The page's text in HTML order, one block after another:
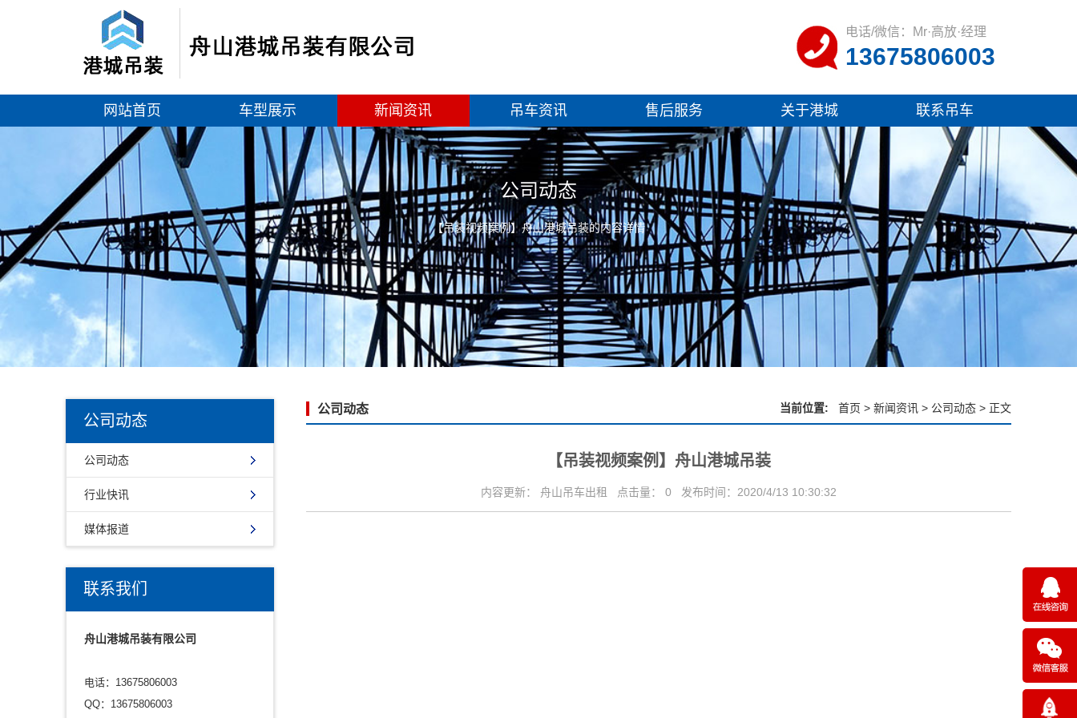
电话/微信：Mr·高放·经理
13675806003
网站首页 车型展示 新闻资讯 吊车资讯 售后服务 关于港城 联系吊车
公司动态
【吊装视频案例】舟山港城吊装的内容详情
公司动态
公司动态
行业快讯
媒体报道
联系我们
舟山港城吊装有限公司
电话：13675806003
QQ：13675806003
公司动态 当前位置: 首页 > 新闻资讯 > 公司动态 > 正文
【吊装视频案例】舟山港城吊装
内容更新： 舟山吊车出租 点击量： 0 发布时间：2020/4/13 10:30:32